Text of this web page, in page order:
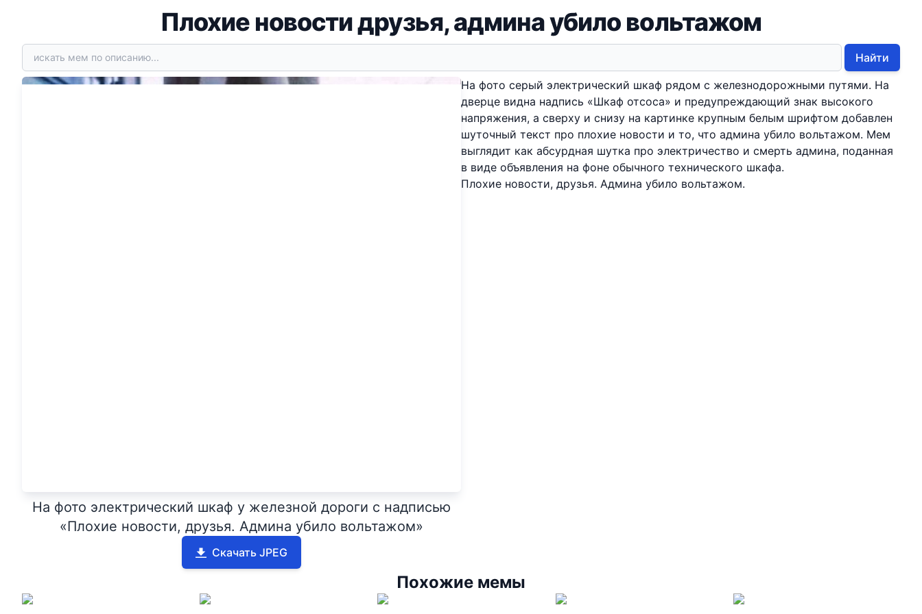
Плохие новости друзья, админа убило вольтажом
Найти
На фото электрический шкаф у железной дороги с надписью
«Плохие новости, друзья. Админа убило вольтажом»
Скачать JPEG
На фото серый электрический шкаф рядом с железнодорожными путями. На
дверце видна надпись «Шкаф отсосa» и предупреждающий знак высокого
напряжения, а сверху и снизу на картинке крупным белым шрифтом добавлен
шуточный текст про плохие новости и то, что админа убило вольтажом. Мем
выглядит как абсурдная шутка про электричество и смерть админа, поданная
в виде объявления на фоне обычного технического шкафа.
Плохие новости, друзья. Админа убило вольтажом.
Похожие мемы